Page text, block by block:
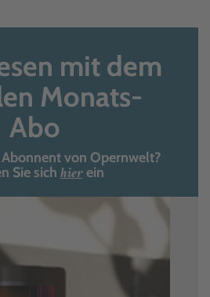
mit dem
Monats-
Abo
von Opernwelt?
Sie sich hierein